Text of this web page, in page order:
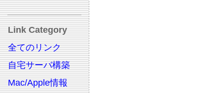
Link Category
全てのリンク
自宅サーバ構築
Mac/Apple情報